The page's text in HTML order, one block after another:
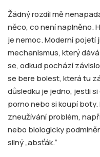
Žádný rozdíl mě
něco, co není naplněno.
je nemoc. Moderní pojetí
mechanismus, který
se, odkud pochází
se bere bolest, která tu
důsledku je jedno, jestli
porno nebo si koupí
zneužívání problém,
nebo biologicky
silný „absťák.“